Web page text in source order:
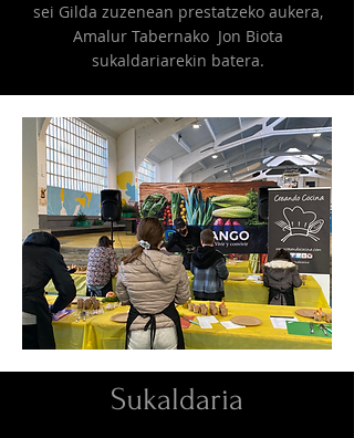
sei Gilda zuzenean prestatzeko aukera,
Amalur Tabernako Jon Biota
sukaldariarekin batera.
Sukaldaria